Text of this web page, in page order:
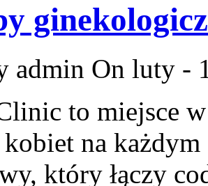
admin On luty -
to miejsce
na każdym
który łączy